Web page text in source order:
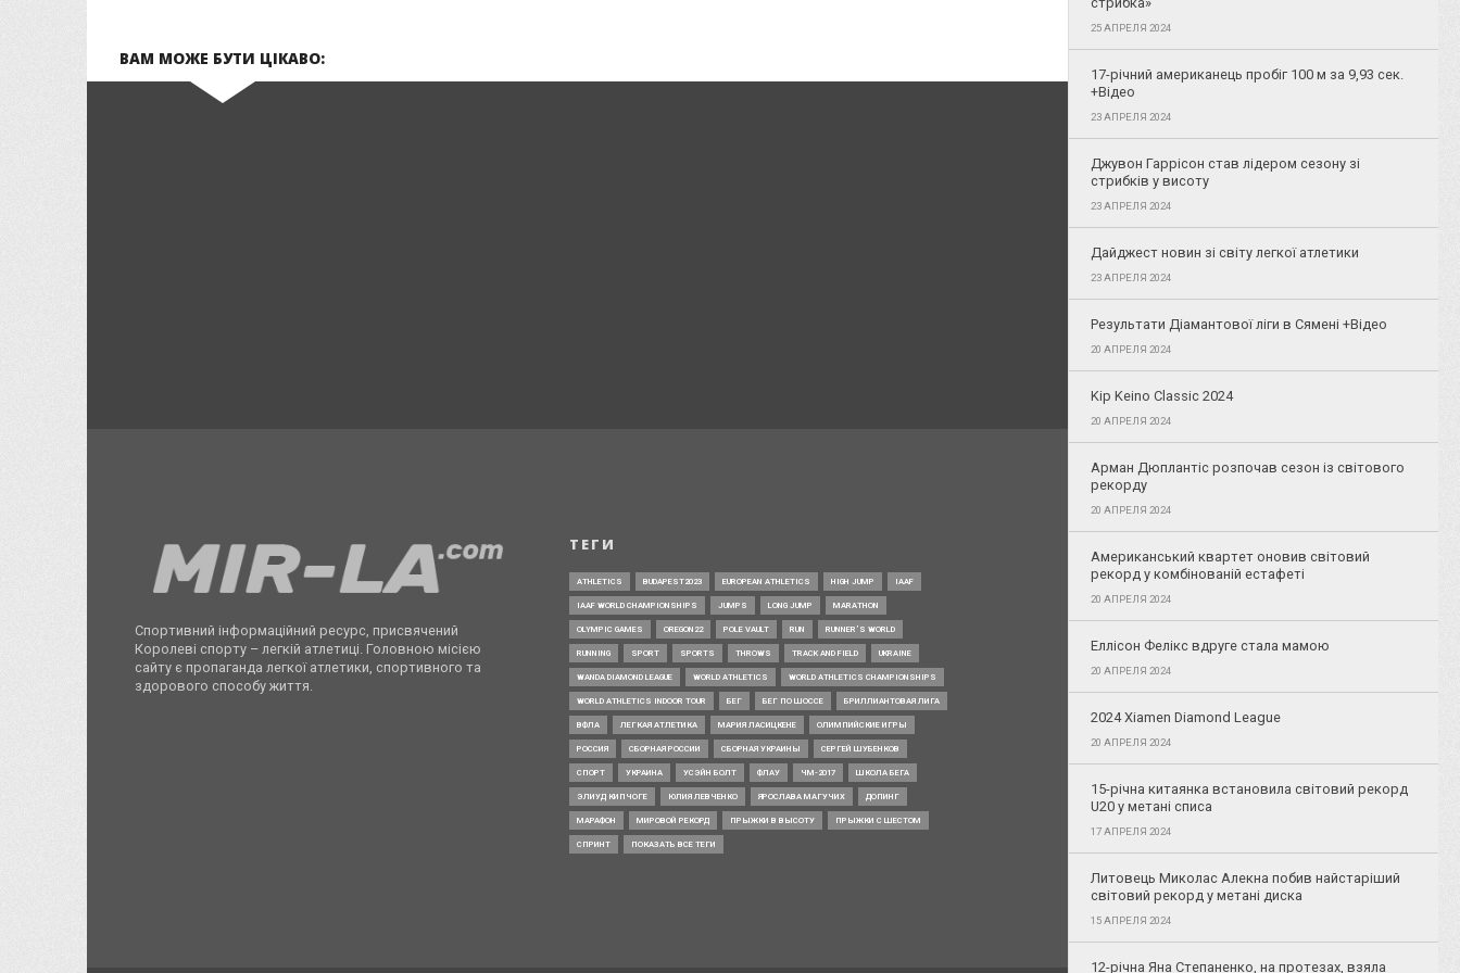
ВАМ МОЖЕ БУТИ ЦІКАВО:
25 АПРЕЛЯ 2024
17-річний американець пробіг 100 м за 9,93 сек.
+Відео
23 АПРЕЛЯ 2024
Джувон Гаррісон став лідером сезону зі
стрибків у висоту
23 АПРЕЛЯ 2024
Дайджест новин зі світу легкої атлетики
23 АПРЕЛЯ 2024
Результати Діамантової ліги в Сямені +Відео
20 АПРЕЛЯ 2024
Kip Keino Classic 2024
20 АПРЕЛЯ 2024
Арман Дюплантіс розпочав сезон із світового
рекорду
20 АПРЕЛЯ 2024
Американський квартет оновив світовий
рекорд у комбінованій естафеті
20 АПРЕЛЯ 2024
Еллісон Фелікс вдруге стала мамою
20 АПРЕЛЯ 2024
2024 Xiamen Diamond League
20 АПРЕЛЯ 2024
15-річна китаянка встановила світовий рекорд
U20 у метані списа
17 АПРЕЛЯ 2024
Литовець Миколас Алекна побив найстаріший
світовий рекорд у метані диска
15 АПРЕЛЯ 2024
12-річна Яна Степаненко, на протезах, взяла
Спортивний інформаційний ресурс, присвячений
Королеві спорту – легкій атлетиці. Головною місією
сайту є пропаганда легкої атлетики, спортивного та
здорового способу життя.
ТЕГИ
ATHLETICS BUDAPEST2023 EUROPEAN ATHLETICS HIGH JUMP IAAF
IAAF WORLD CHAMPIONSHIPS JUMPS LONG JUMP MARATHON
OLYMPIC GAMES OREGON22 POLE VAULT RUN RUNNER’S WORLD
RUNNING SPORT SPORTS THROWS TRACK AND FIELD UKRAINE
WANDA DIAMOND LEAGUE WORLD ATHLETICS WORLD ATHLETICS CHAMPIONSHIPS
WORLD ATHLETICS INDOOR TOUR БЕГ БЕГ ПО ШОССЕ БРИЛЛИАНТОВАЯ ЛИГА
ВФЛА ЛЕГКАЯ АТЛЕТИКА МАРИЯ ЛАСИЦКЕНЕ ОЛИМПИЙСКИЕ ИГРЫ
РОССИЯ СБОРНАЯ РОССИИ СБОРНАЯ УКРАИНЫ СЕРГЕЙ ШУБЕНКОВ
СПОРТ УКРАИНА УСЭЙН БОЛТ ФЛАУ ЧМ-2017 ШКОЛА БЕГА
ЭЛИУД КИПЧОГЕ ЮЛИЯ ЛЕВЧЕНКО ЯРОСЛАВА МАГУЧИХ ДОПИНГ
МАРАФОН МИРОВОЙ РЕКОРД ПРЫЖКИ В ВЫСОТУ ПРЫЖКИ С ШЕСТОМ
СПРИНТ ПОКАЗАТЬ ВСЕ ТЕГИ